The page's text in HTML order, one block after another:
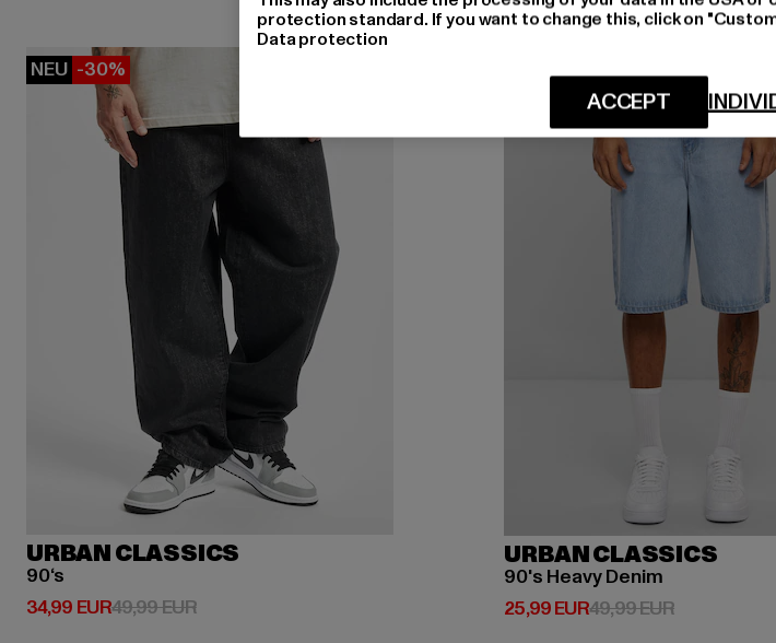
NEU -30%
URBAN CLASSICS
90‘s
34,99 EUR
Derzeitiger Preis: 34,99 EUR
49,99 EURAktionspreis: 49,99 EUR
-48%
URBAN CLASSICS
90's Heavy Denim
25,99 EUR
Derzeitiger Preis: 25,99 EUR
49,99 EURAktionspreis:
protection standard. If you want to change this, click on
Data protection
ACCEPT